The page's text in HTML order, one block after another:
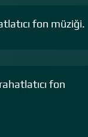
fon müziği.
fon